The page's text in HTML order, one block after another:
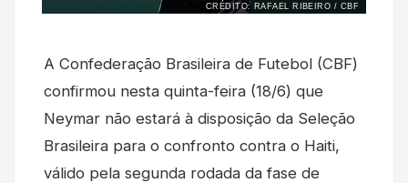
CRÉDITO: RAFAEL RIBEIRO / CBF
A Confederação Brasileira de Futebol (CBF)
confirmou nesta quinta-feira (18/6) que
Neymar não estará à disposição da Seleção
Brasileira para o confronto contra o Haiti,
válido pela segunda rodada da fase de